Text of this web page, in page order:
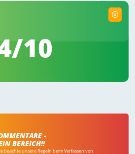
/10
-
BEREICH!!
beachte unsere Regeln beim Verfassen von